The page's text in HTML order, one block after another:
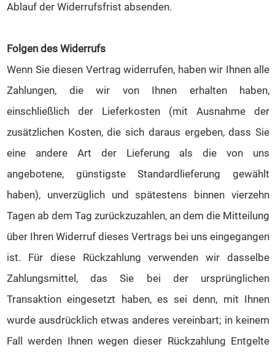
Ablauf der Widerrufsfrist absenden.
Folgen des Widerrufs
Wenn Sie diesen Vertrag widerrufen, haben wir Ihnen alle
Zahlungen, die wir von Ihnen erhalten haben,
einschließlich der Lieferkosten (mit Ausnahme der
zusätzlichen Kosten, die sich daraus ergeben, dass Sie
eine andere Art der Lieferung als die von uns
angebotene, günstigste Standardlieferung gewählt
haben), unverzüglich und spätestens binnen vierzehn
Tagen ab dem Tag zurückzuzahlen, an dem die Mitteilung
über Ihren Widerruf dieses Vertrags bei uns eingegangen
ist. Für diese Rückzahlung verwenden wir dasselbe
Zahlungsmittel, das Sie bei der ursprünglichen
Transaktion eingesetzt haben, es sei denn, mit Ihnen
wurde ausdrücklich etwas anderes vereinbart; in keinem
Fall werden Ihnen wegen dieser Rückzahlung Entgelte